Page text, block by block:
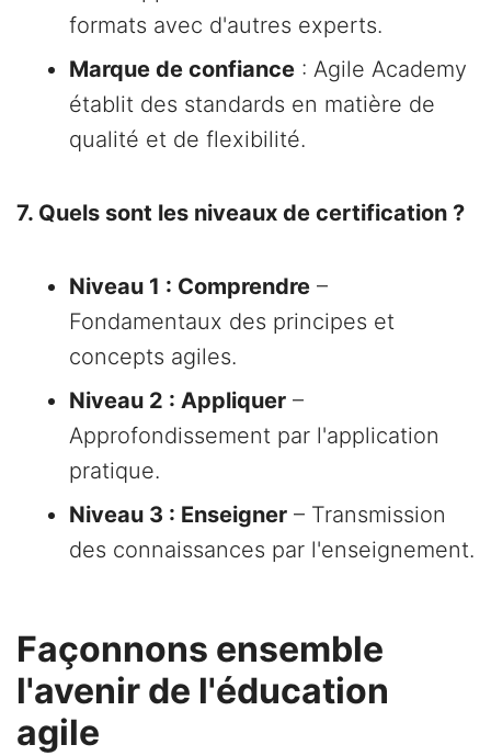
formats avec d'autres experts.
Marque de confiance : Agile Academy
établit des standards en matière de
qualité et de flexibilité.
7. Quels sont les niveaux de certification ?
Niveau 1 : Comprendre –
Fondamentaux des principes et
concepts agiles.
Niveau 2 : Appliquer –
Approfondissement par l'application
pratique.
Niveau 3 : Enseigner – Transmission
des connaissances par l'enseignement.
Façonnons ensemble
l'avenir de l'éducation
agile